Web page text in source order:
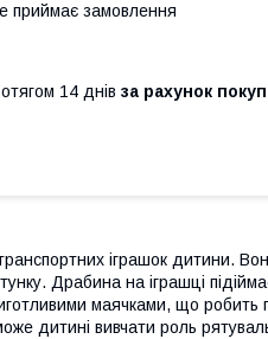
приймає замовлення
14 днів за рахунок
іграшок дитини.
Драбина на іграшці
маячками, що робить
дитині вивчати роль